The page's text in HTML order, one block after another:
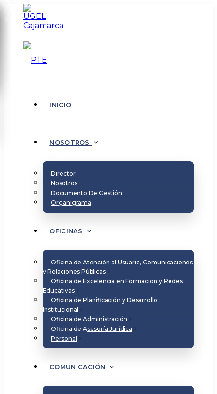
INICIO
NOSOTROS
Director
Nosotros
Documento De Gestión
Organigrama
OFICINAS
Oficina de Atención al Usuario, Comunicaciones
y Relaciones Públicas
Oficina de Excelencia en Formación y Redes
Educativas
Oficina de Planificación y Desarrollo
Institucional
Oficina de Administración
Oficina de Asesoría Jurídica
Personal
COMUNICACIÓN